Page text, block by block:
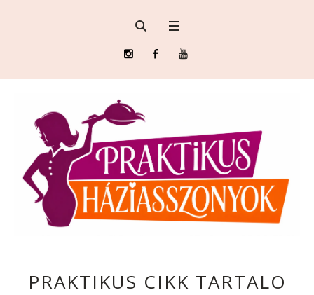
PRAKTIKUS CIKK TARTALO